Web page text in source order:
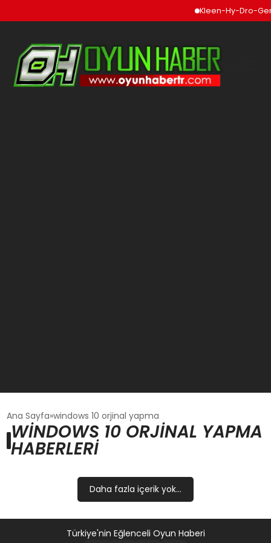
Kleen-Hy-Dro-Gen
GÜNCEL
OYUN HABERLERI
EĞITIM
Ana Sayfa windows 10 orjinal yapma
WINDOWS 10 ORJINAL YAPMA
HABERLERI
Daha fazla içerik yok...
Türkiye'nin Eğlenceli Oyun Haberi